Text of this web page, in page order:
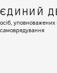
ЄДИНИЙ
осіб,
самоврядування